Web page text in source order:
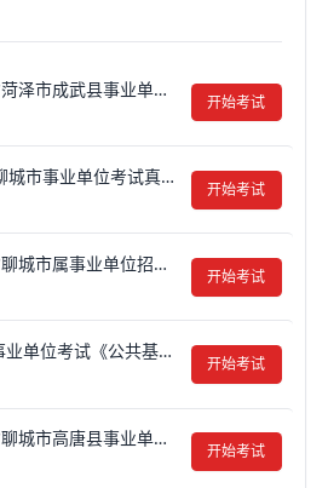
2021年7月17日山东省菏泽市成武县事业单位招聘初级岗笔试真题试卷及答案【含解析】
开始考试
2019年9月8日山东省聊城市事业单位考试真题试卷及答案【含解析】
开始考试
2017年5月13日山东省聊城市属事业单位招聘考试《公共基础知识》真题试卷及答案【含解析】
开始考试
2012年山东省聊城市事业单位考试《公共基础知识》真题试卷及答案【含解析】
开始考试
2020年1月19日山东省聊城市高唐县事业单位笔试真题试卷及答案【含解析】
开始考试